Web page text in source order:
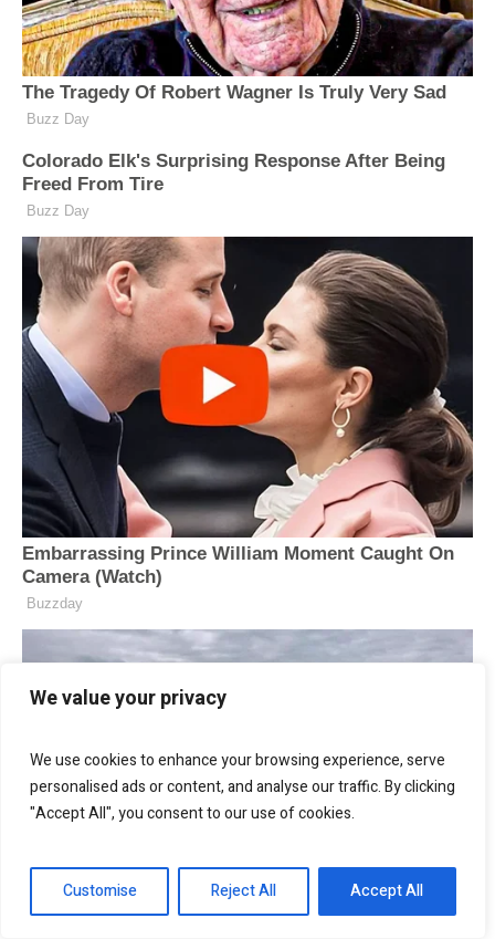
We value your privacy
We use cookies to enhance your browsing experience, serve
personalised ads or content, and analyse our traffic. By clicking
"Accept All", you consent to our use of cookies.
Customise Reject All Accept All